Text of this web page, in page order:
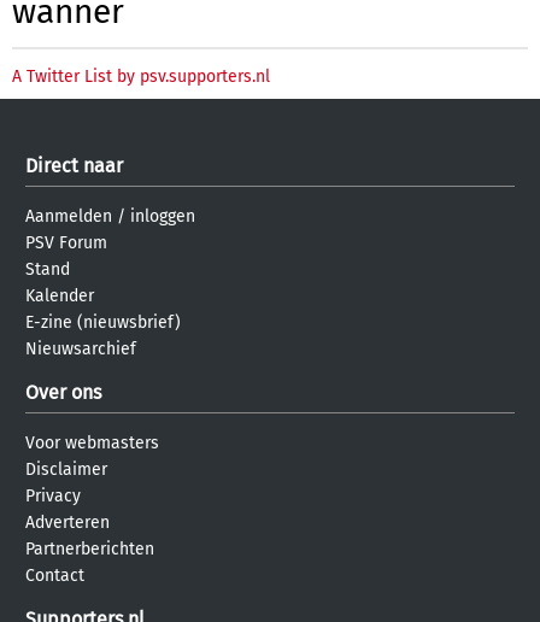
wanner
A Twitter List by psv.supporters.nl
Direct naar
Aanmelden / inloggen
PSV Forum
Stand
Kalender
E-zine (nieuwsbrief)
Nieuwsarchief
Over ons
Voor webmasters
Disclaimer
Privacy
Adverteren
Partnerberichten
Contact